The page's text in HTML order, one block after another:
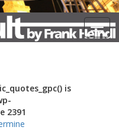
is
2391